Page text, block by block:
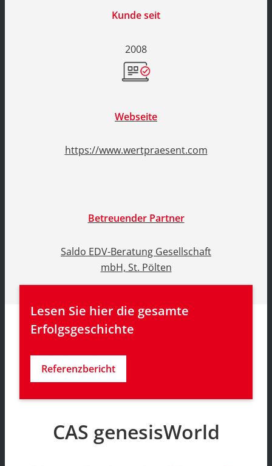
Kunde seit
2008
Webseite
https://www.wertpraesent.com
Betreuender Partner
Saldo EDV-Beratung Gesellschaft
mbH, St. Pölten
Lesen Sie hier die gesamte
Erfolgsgeschichte
Referenzbericht
CAS genesisWorld